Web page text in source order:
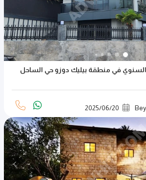
السنوي في منطقة بيليك دوزو حي الساحل
2025/06/20